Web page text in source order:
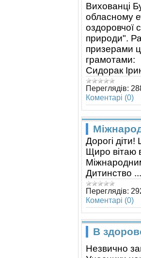
Вихованці
обласному
оздоровчої
природи".
призерами
грамотами:
Сидорак
Переглядів:
Коментарі (0)
Дорогі
Щиро вітаю
Дитинство
Переглядів:
Коментарі (0)
В
Незвично